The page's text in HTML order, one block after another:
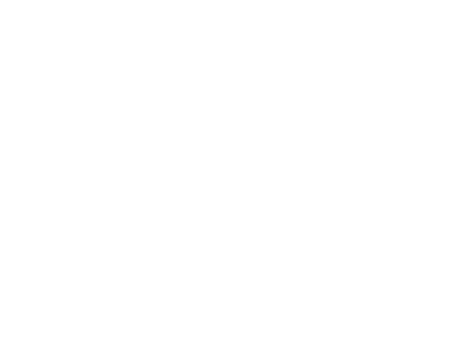
CF8) Ду 32-Ду200
с эпоксидным покрытием) Ду32-Ду200